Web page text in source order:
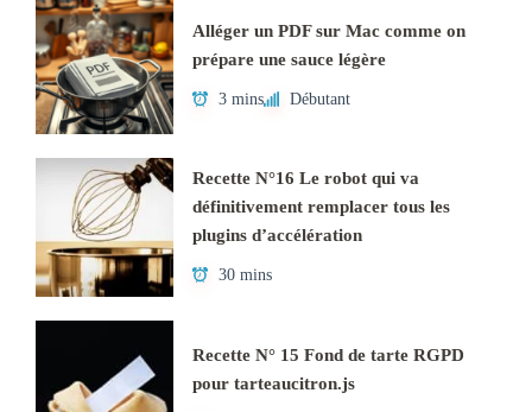
Alléger un PDF sur Mac comme on
prépare une sauce légère
3 mins Débutant
Recette N°16 Le robot qui va
définitivement remplacer tous les
plugins d’accélération
30 mins
Recette N° 15 Fond de tarte RGPD
pour tarteaucitron.js